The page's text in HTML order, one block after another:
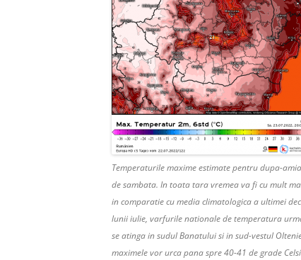
Temperaturile maxime estimate pentru dupa-
de sambata. In toata tara vremea va fi cu mult
in comparatie cu media climatologica a ultimei
lunii iulie, varfurile nationale de temperatura
se atinga in sudul Banatului si in sud-vestul
maximele vor urca pana spre 40-41 de grade